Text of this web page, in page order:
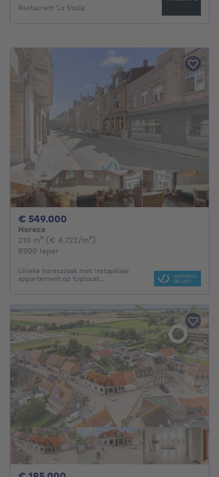
Restaurant ‘La Stalla’
€ 549.000
Horeca
210 m² vierkante meters
(€ 4.722/m²)
8900 Ieper
Unieke horecazaak met instapklaar
appartement op toplocat...